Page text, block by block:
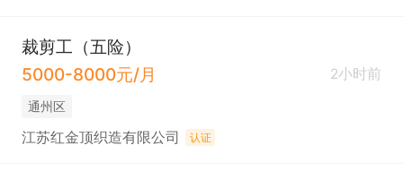
裁剪工（五险）
5000-8000元/月
2小时前
通州区
江苏红金顶织造有限公司 认证